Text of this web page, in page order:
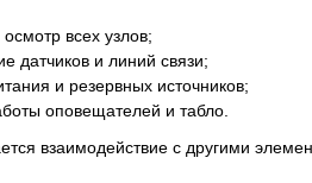
всех узлов;
датчиков и линий связи;
и резервных источников;
оповещателей и табло.
взаимодействие с другими